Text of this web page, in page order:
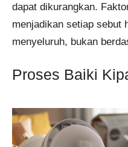
dapat dikurangkan.
menjadikan setiap sebut
menyeluruh, bukan
Proses Baiki